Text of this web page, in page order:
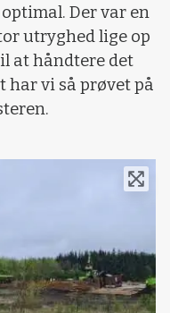
Der var en
utryghed lige op
at håndtere det
har vi så prøvet på